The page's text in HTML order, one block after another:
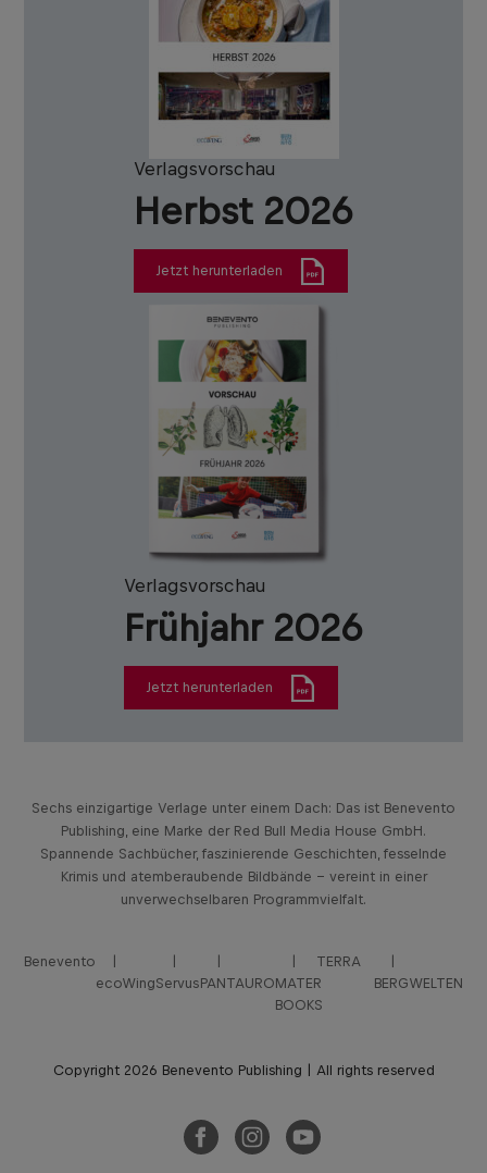
Verlagsvorschau
Herbst 2026
Jetzt herunterladen
Verlagsvorschau
Frühjahr 2026
Jetzt herunterladen
Sechs einzigartige Verlage unter einem Dach: Das ist Benevento
Publishing, eine Marke der Red Bull Media House GmbH.
Spannende Sachbücher, faszinierende Geschichten, fesselnde
Krimis und atemberaubende Bildbände – vereint in einer
unverwechselbaren Programmvielfalt.
Benevento
ecoWingServusPANTAURO
TERRA
MATER
BOOKS
BERGWELTEN
Copyright 2026 Benevento Publishing | All rights reserved